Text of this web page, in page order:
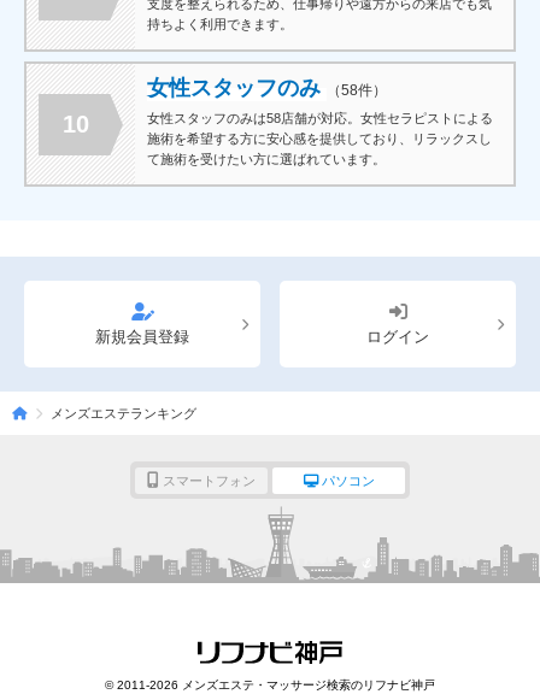
支度を整えられるため、仕事帰りや遠方からの来店でも気
持ちよく利用できます。
10
女性スタッフのみ （58件）
女性スタッフのみは58店舗が対応。女性セラピストによる
施術を希望する方に安心感を提供しており、リラックスし
て施術を受けたい方に選ばれています。
新規会員登録 ログイン
メンズエステランキング
スマートフォン パソコン
© 2011-2026 メンズエステ・マッサージ検索のリフナビ神戸